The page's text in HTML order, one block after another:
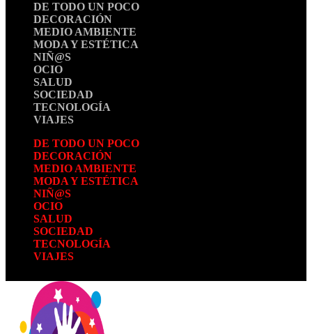
DE TODO UN POCO
DECORACIÓN
MEDIO AMBIENTE
MODA Y ESTÉTICA
NIÑ@S
OCIO
SALUD
SOCIEDAD
TECNOLOGÍA
VIAJES
DE TODO UN POCO
DECORACIÓN
MEDIO AMBIENTE
MODA Y ESTÉTICA
NIÑ@S
OCIO
SALUD
SOCIEDAD
TECNOLOGÍA
VIAJES